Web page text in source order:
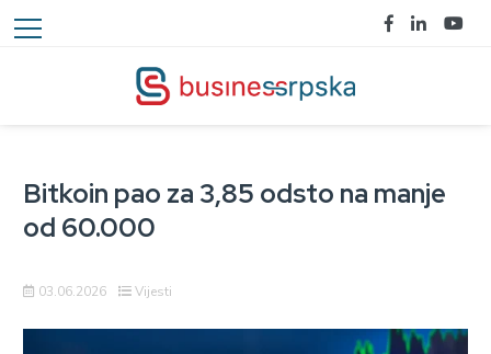
Bitkoin pao za 3,85 odsto na manje
od 60.000
03.06.2026 Vijesti